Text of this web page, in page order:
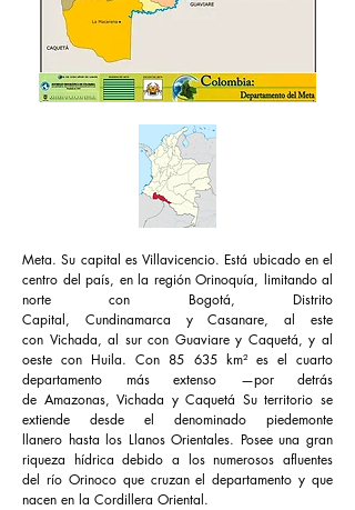
Meta. Su capital es Villavicencio. Está ubicado en el
centro del país, en la región Orinoquía, limitando al
norte con Bogotá, Distrito
Capital, Cundinamarca yCasanare, al este
con Vichada, al sur con Guaviarey Caquetá, y al
oeste con Huila. Con 85 635 km² es el cuarto
departamento más extenso —por detrás
de Amazonas, Vichada y Caquetá Su territorio se
extiende desde el denominado piedemonte
llanero hasta los Llanos Orientales. Posee una gran
riqueza hídrica debido a los numerosos afluentes
del río Orinocoque cruzan el departamento y que
nacen en la Cordillera Oriental.